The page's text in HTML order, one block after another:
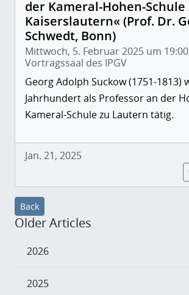
der Kameral-Hohen-Schule
Kaiserslautern« (Prof. Dr.
Schwedt, Bonn)
Mittwoch, 5. Februar 2025 um
Vortragssaal des IPGV
Georg Adolph Suckow (1751-1813)
Jahrhundert als Professor an der
Kameral-Schule zu Lautern tätig.
Jan. 21, 2025
Back
Older Articles
2026
2025